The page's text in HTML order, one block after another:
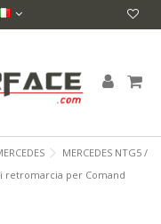
MERCEDES NTG5 /
retromarcia per Comand